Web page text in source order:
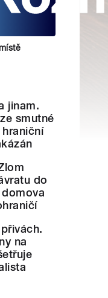
jinam.
smutné
do
na